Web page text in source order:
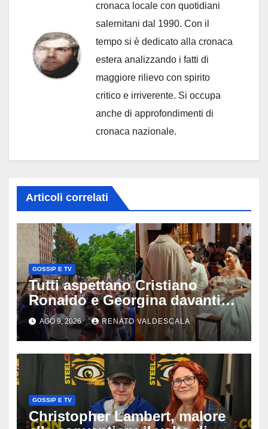
cronaca locale con quotidiani
salernitani dal 1990. Con il
tempo si è dedicato alla cronaca
estera analizzando i fatti di
maggiore rilievo con spirito
critico e irriverente. Si occupa
anche di approfondimenti di
cronaca nazionale.
Articoli correlati
GOSSIP E TV
Tutti aspettano Cristiano
Ronaldo e Georgina davanti
alla cattedrale: ma il
matrimonio era di un’altra
coppia
AGO 9, 2026 RENATO VALDESCALA
GOSSIP E TV
Christopher Lambert, malore